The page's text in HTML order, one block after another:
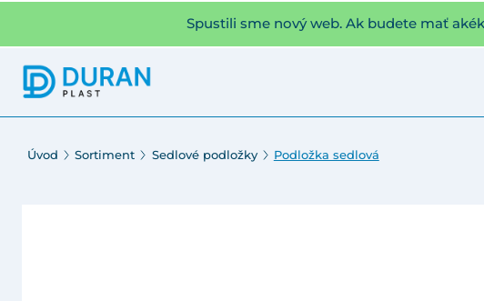
Spustili sme nový web. Ak budete mať
Úvod Sortiment Sedlové podložky Podložka sedlová